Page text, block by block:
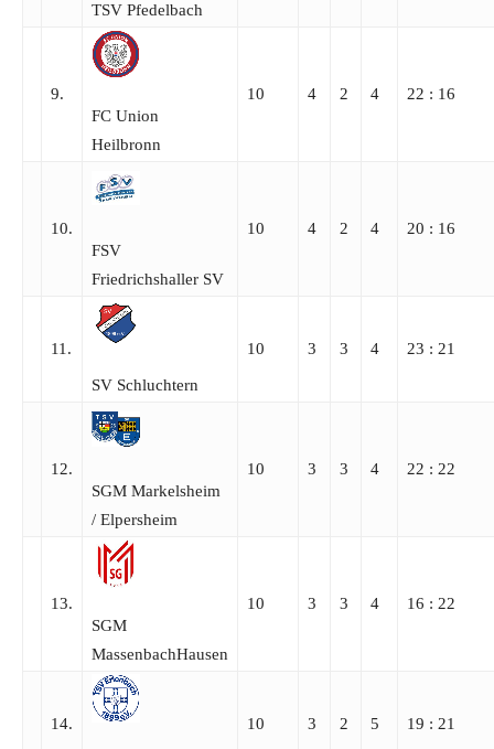
TSV Pfedelbach
9.
FC Union
Heilbronn
10 4 2 4 22 : 16
10.
FSV
Friedrichshaller SV
10 4 2 4 20 : 16
11.
SV Schluchtern
10 3 3 4 23 : 21
12.
SGM Markelsheim
/​ Elpersheim
10 3 3 4 22 : 22
13.
SGM
MassenbachHausen
10 3 3 4 16 : 22
14. 10 3 2 5 19 : 21